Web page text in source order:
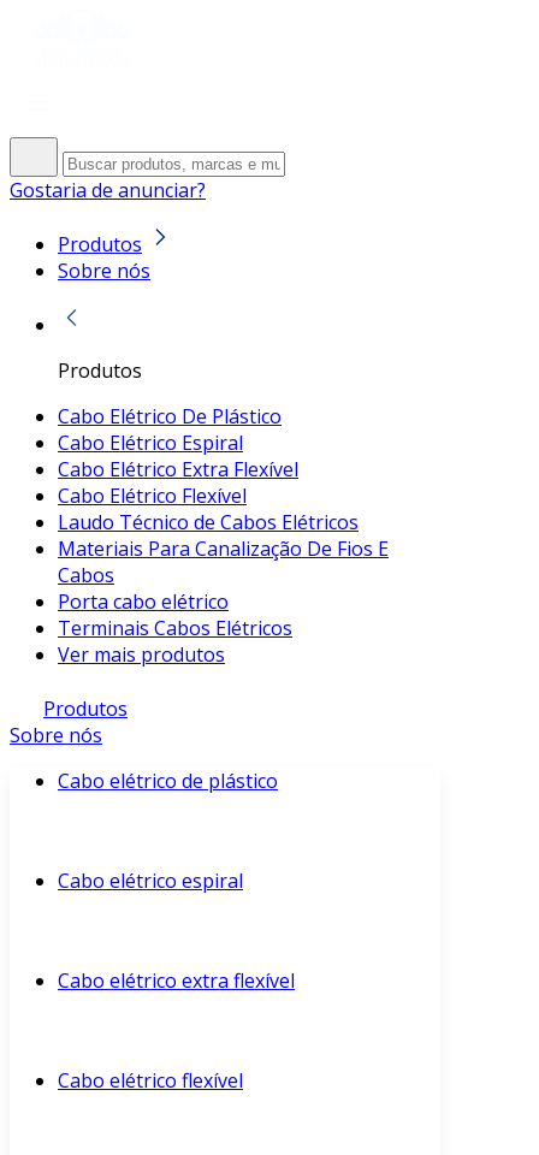
Gostaria de anunciar?
Produtos
Sobre nós
Produtos
Cabo Elétrico De Plástico
Cabo Elétrico Espiral
Cabo Elétrico Extra Flexível
Cabo Elétrico Flexível
Laudo Técnico de Cabos Elétricos
Materiais Para Canalização De Fios E
Cabos
Porta cabo elétrico
Terminais Cabos Elétricos
Ver mais produtos
Produtos
Sobre nós
Cabo elétrico de plástico
Cabo elétrico espiral
Cabo elétrico extra flexível
Cabo elétrico flexível